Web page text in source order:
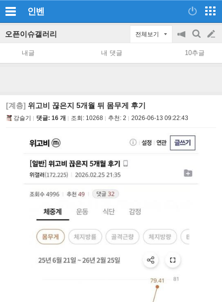
인벤
오픈이슈갤러리 전체보기
공
지
on/off
검
색
글
쓰
내글 내 댓글 10추글
[계층] 위고비 끊은지 5개월 뒤 몸무게 후기
강슬기 댓글: 16 개 조회: 10268 추천: 2 2026-06-13 09:22:43